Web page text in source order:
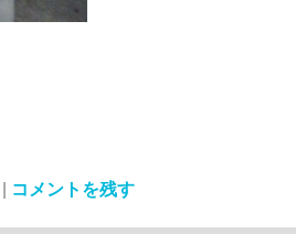
| コメントを残す